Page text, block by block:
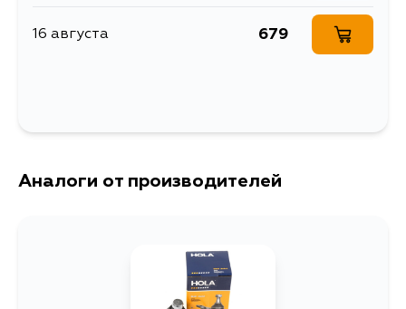
16 августа 679
Аналоги от производителей